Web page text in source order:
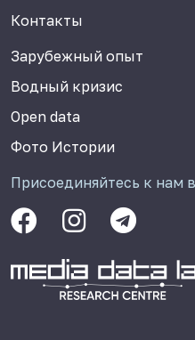
Контакты
Зарубежный опыт
Водный кризис
Open data
Фото Истории
Присоединяйтесь к нам